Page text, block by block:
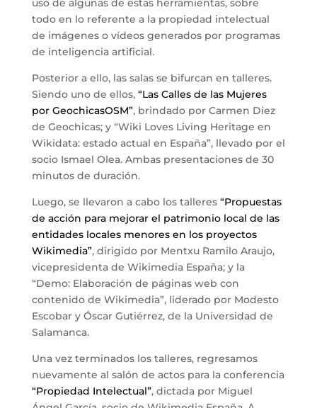
uso de algunas de estas herramientas, sobre
todo en lo referente a la propiedad intelectual
de imágenes o vídeos generados por programas
de inteligencia artificial.
Posterior a ello, las salas se bifurcan en talleres.
Siendo uno de ellos, “Las Calles de las Mujeres
por GeochicasOSM”, brindado por Carmen Diez
de Geochicas; y “Wiki Loves Living Heritage en
Wikidata: estado actual en España”, llevado por el
socio Ismael Olea. Ambas presentaciones de 30
minutos de duración.
Luego, se llevaron a cabo los talleres “Propuestas
de acción para mejorar el patrimonio local de las
entidades locales menores en los proyectos
Wikimedia”, dirigido por Mentxu Ramilo Araujo,
vicepresidenta de Wikimedia España; y la
“Demo: Elaboración de páginas web con
contenido de Wikimedia”, liderado por Modesto
Escobar y Óscar Gutiérrez, de la Universidad de
Salamanca.
Una vez terminados los talleres, regresamos
nuevamente al salón de actos para la conferencia
“Propiedad Intelectual”, dictada por Miguel